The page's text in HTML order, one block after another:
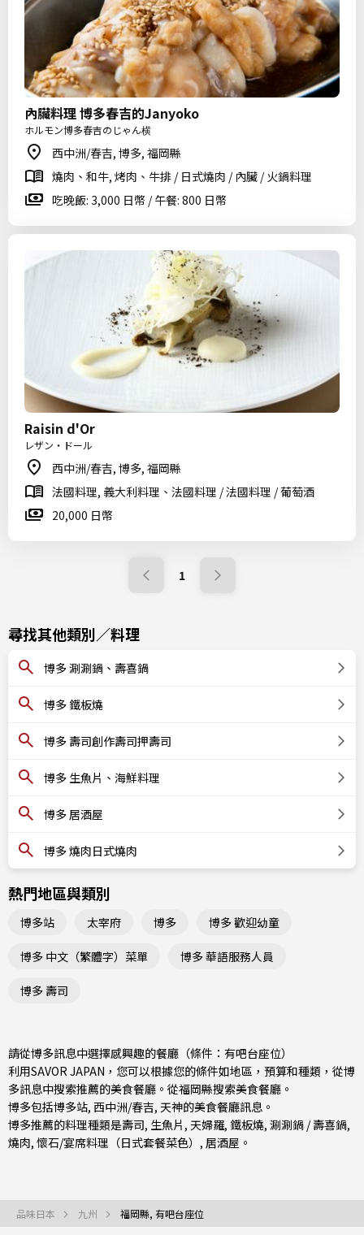
內臟料理 博多春吉的Janyoko
ホルモン博多春吉のじゃん横
西中洲/春吉, 博多, 福岡縣
燒肉、和牛, 烤肉、牛排 / 日式燒肉 / 內臟 / 火鍋料理
吃晚飯: 3,000 日幣 / 午餐: 800 日幣
Raisin d'Or
レザン・ドール
西中洲/春吉, 博多, 福岡縣
法國料理, 義大利料理、法國料理 / 法國料理 / 葡萄酒
20,000 日幣
1
尋找其他類別／料理
博多 涮涮鍋、壽喜鍋
博多 鐵板燒
博多 壽司創作壽司押壽司
博多 生魚片、海鮮料理
博多 居酒屋
博多 燒肉日式燒肉
熱門地區與類別
博多站 太宰府 博多 博多 歡迎幼童
博多 中文（繁體字）菜單 博多 華語服務人員
博多 壽司
請從博多訊息中選擇感興趣的餐廳（條件：有吧台座位）
利用SAVOR JAPAN，您可以根據您的條件如地區，預算和種類，從博
多訊息中搜索推薦的美食餐廳。從福岡縣搜索美食餐廳。
博多包括博多站, 西中洲/春吉, 天神的美食餐廳訊息。
博多推薦的料理種類是壽司, 生魚片 , 天婦羅, 鐵板燒, 涮涮鍋 / 壽喜鍋,
燒肉, 懷石/宴席料理（日式套餐菜色） , 居酒屋 。
品味日本 九州 福岡縣, 有吧台座位